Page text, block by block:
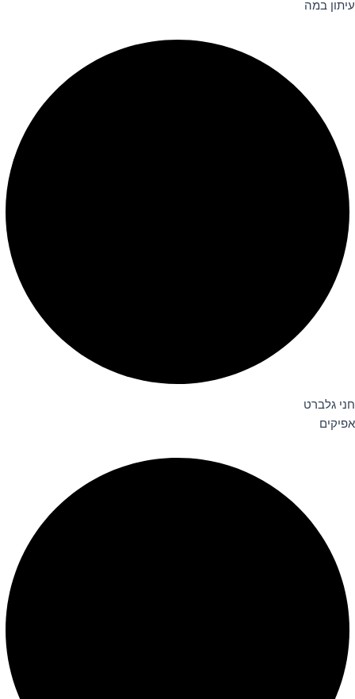
עיתון במה
חני גלברט
אפיקים